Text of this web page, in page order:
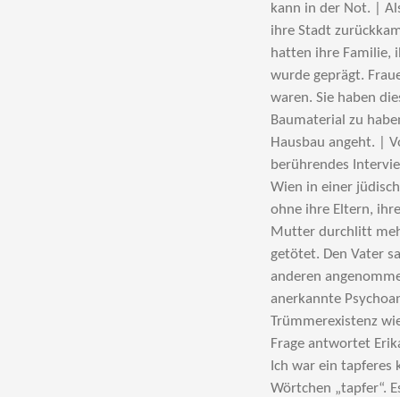
kann in der Not. |
ihre Stadt
hatten ihre Familie,
wurde geprägt.
waren. Sie haben
Baumaterial zu
Hausbau angeht. |
berührendes
Wien in einer
ohne ihre Eltern,
Mutter durchlitt
getötet. Den Vater
anderen
anerkannte
Trümmerexistenz
Frage antwortet
Ich war ein
Wörtchen „tapfer“.